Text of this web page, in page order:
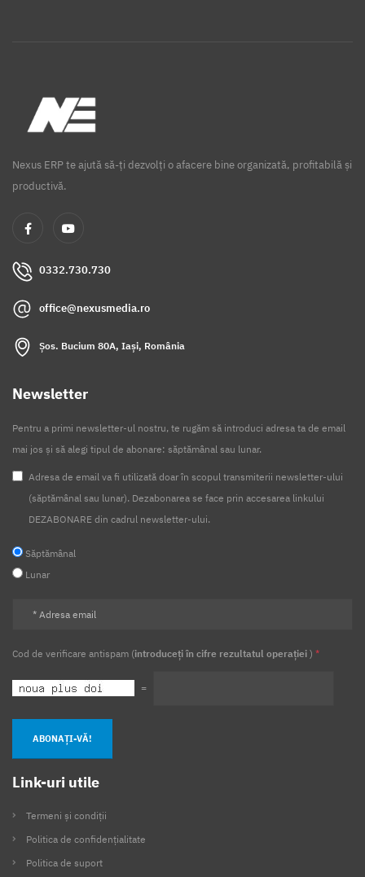
Nexus ERP te ajută să-ți dezvolți o afacere bine organizată, profitabilă și
productivă.
0332.730.730
office@nexusmedia.ro
Șos. Bucium 80A, Iași, România
Newsletter
Pentru a primi newsletter-ul nostru, te rugăm să introduci adresa ta de email
mai jos și să alegi tipul de abonare: săptămânal sau lunar.
Adresa de email va fi utilizată doar în scopul transmiterii newsletter-ului
(săptămânal sau lunar). Dezabonarea se face prin accesarea linkului
DEZABONARE din cadrul newsletter-ului.
Săptămânal
Lunar
Cod de verificare antispam (introduceți în cifre rezultatul operației ) *
=
ABONAȚI-VĂ!
Link-uri utile
Termeni și condiții
Politica de confidențialitate
Politica de suport